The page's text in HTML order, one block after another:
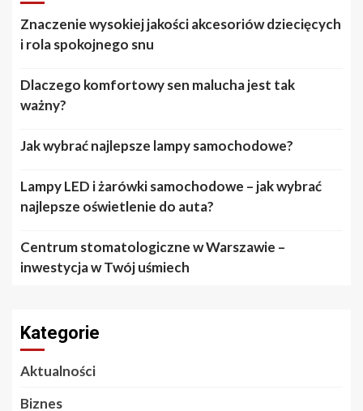
Znaczenie wysokiej jakości akcesoriów dziecięcych
i rola spokojnego snu
Dlaczego komfortowy sen malucha jest tak
ważny?
Jak wybrać najlepsze lampy samochodowe?
Lampy LED i żarówki samochodowe – jak wybrać
najlepsze oświetlenie do auta?
Centrum stomatologiczne w Warszawie –
inwestycja w Twój uśmiech
Kategorie
Aktualności
Biznes